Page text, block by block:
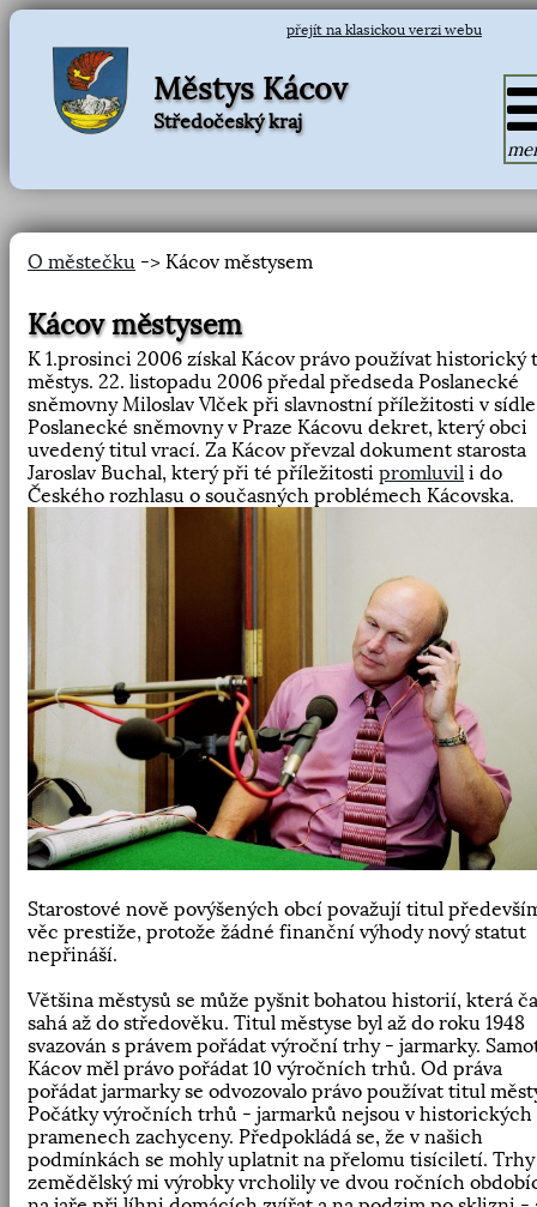
přejít na klasickou verzi webu
Městys Kácov
Středočeský kraj
O městečku -> Kácov městysem
Kácov městysem
K 1.prosinci 2006 získal Kácov právo používat historický
městys. 22. listopadu 2006 předal předseda Poslanecké
sněmovny Miloslav Vlček při slavnostní příležitosti v sídle
Poslanecké sněmovny v Praze Kácovu dekret, který obci
uvedený titul vrací. Za Kácov převzal dokument starosta
Jaroslav Buchal, který při té příležitosti promluvil i do
Českého rozhlasu o současných problémech Kácovska.
Starostové nově povýšených obcí považují titul
věc prestiže, protože žádné finanční výhody nový statut
nepřináší.
Většina městysů se může pyšnit bohatou historií, která
sahá až do středověku. Titul městyse byl až do roku 1948
svazován s právem pořádat výroční trhy - jarmarky.
Kácov měl právo pořádat 10 výročních trhů. Od práva
pořádat jarmarky se odvozovalo právo používat titul
Počátky výročních trhů - jarmarků nejsou v historických
pramenech zachyceny. Předpokládá se, že v našich
podmínkách se mohly uplatnit na přelomu tisíciletí. Trhy
zemědělský mi výrobky vrcholily ve dvou ročních